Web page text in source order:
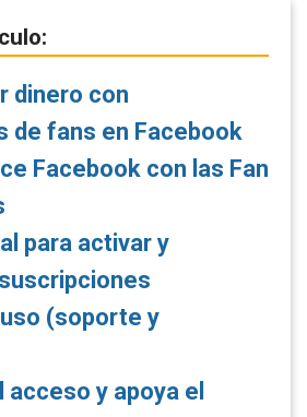
dinero con
de fans en Facebook
Facebook con las Fan
para activar y
(soporte y
acceso y apoya el